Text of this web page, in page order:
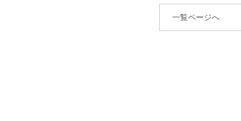
一覧ページへ